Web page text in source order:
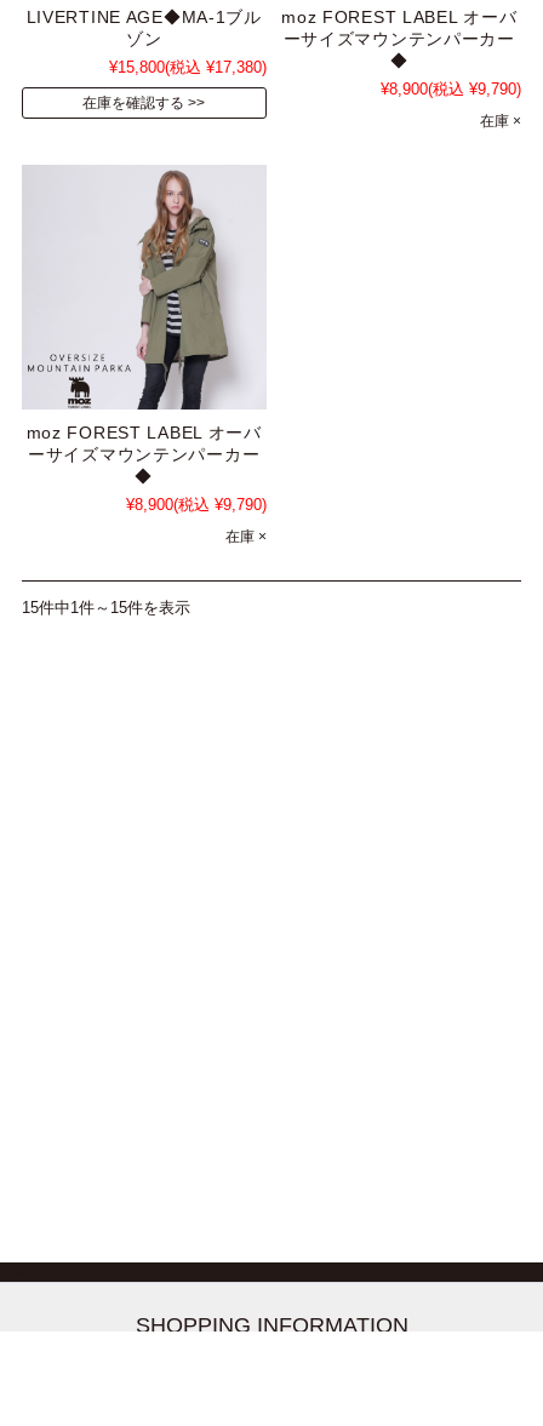
LIVERTINE AGE◆MA-1ブル
ゾン
¥15,800(税込 ¥17,380)
在庫を確認する
moz FOREST LABEL オーバ
ーサイズマウンテンパーカー
◆
¥8,900(税込 ¥9,790)
在庫 ×
moz FOREST LABEL オーバ
ーサイズマウンテンパーカー
◆
¥8,900(税込 ¥9,790)
在庫 ×
15件中1件～15件を表示
SHOPPING INFORMATION